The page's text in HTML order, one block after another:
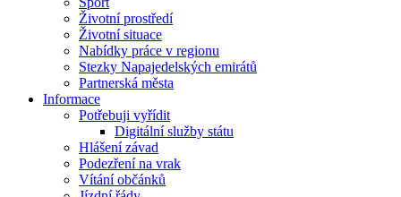
Životní prostředí
Životní situace
Nabídky práce v regionu
Stezky Napajedelských emirátů
Partnerská města
Informace
Potřebuji vyřídit
Digitální služby státu
Hlášení závad
Podezření na vrak
Vítání občánků